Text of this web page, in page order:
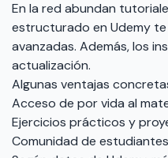
En la red abundan
estructurado en Udemy
avanzadas. Además, los
actualización.
Algunas ventajas
Acceso de por vida al
Ejercicios prácticos y
Comunidad de